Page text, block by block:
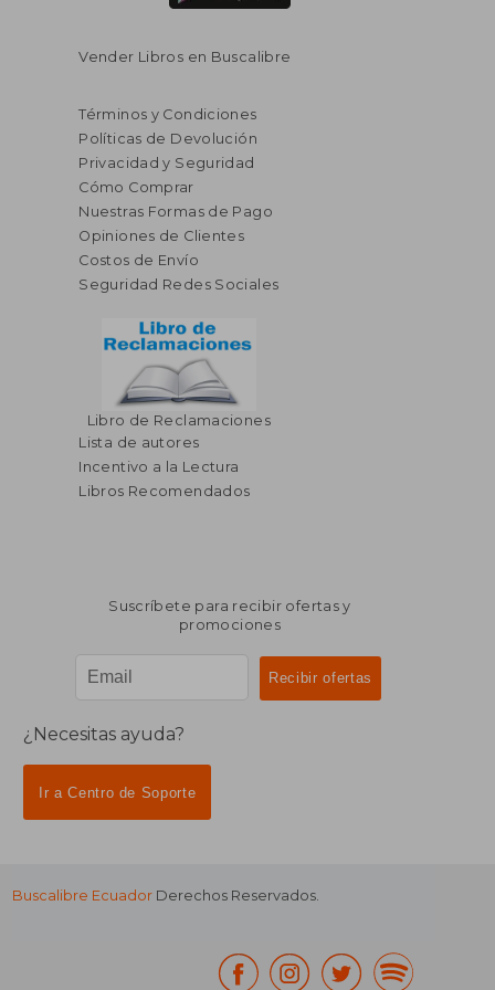
Vender Libros en Buscalibre
Términos y Condiciones
Políticas de Devolución
Privacidad y Seguridad
Cómo Comprar
Nuestras Formas de Pago
Opiniones de Clientes
Costos de Envío
Seguridad Redes Sociales
Libro de Reclamaciones
Lista de autores
Incentivo a la Lectura
Libros Recomendados
Suscríbete para recibir ofertas y
promociones
¿Necesitas ayuda?
Ir a Centro de Soporte
Buscalibre Ecuador Derechos Reservados.